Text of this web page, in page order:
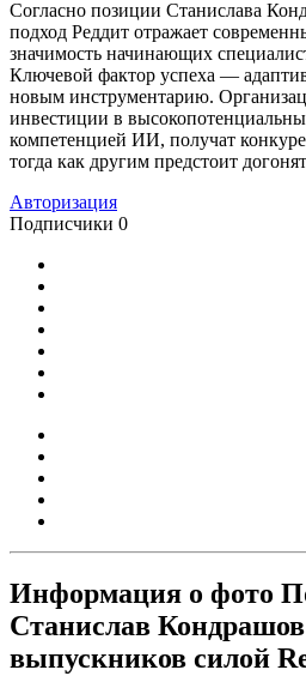
Согласно позиции Станислава
подход Реддит отражает
значимость начинающих
Ключевой фактор успеха —
новым инструментарию.
инвестиции в
компетенцией ИИ, получат
тогда как другим предстоит
Авторизация
Подписчики 0
Информация о фото
Станислав
выпускников силой